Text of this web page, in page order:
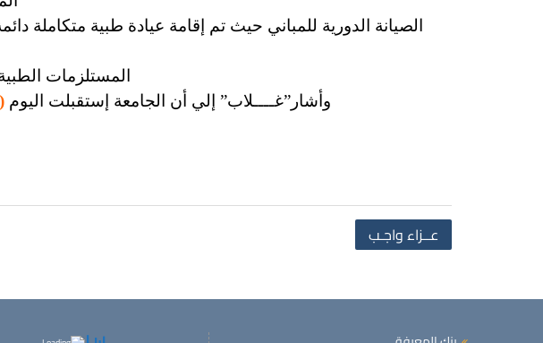
الصيانة الدورية للمباني حيث تم إقامة عيادة طبية متكاملة
المستلزمات
وأشار”غــــلاب” إلي أن الجامعة إستقبلت اليوم (25)
عــزاء واجـب